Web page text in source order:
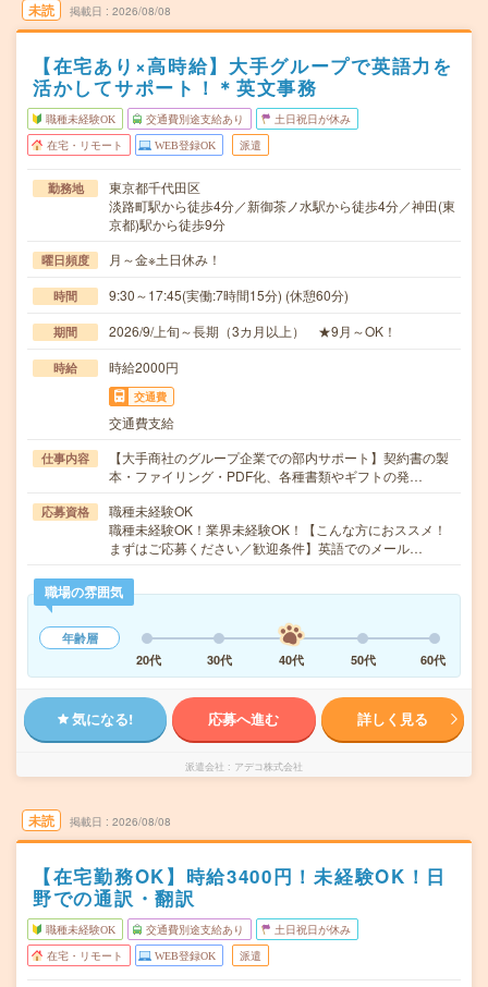
未読 掲載日 2026/08/08
【在宅あり×高時給】大手グループで英語力を
活かしてサポート！＊英文事務
職種未経験OK 交通費別途支給あり 土日祝日が休み
在宅・リモート WEB登録OK 派遣
勤務地
東京都千代田区
淡路町駅から徒歩4分／新御茶ノ水駅から徒歩4分／神田(東
京都)駅から徒歩9分
曜日頻度 月～金※土日休み！
時間 9:30～17:45(実働:7時間15分) (休憩60分)
期間 2026/9/上旬～長期（3カ月以上） ★9月～OK！
時給 時給2000円
交通費
交通費支給
仕事内容
【大手商社のグループ企業での部内サポート】契約書の製
本・ファイリング・PDF化、各種書類やギフトの発…
応募資格
職種未経験OK
職種未経験OK！業界未経験OK！【こんな方におススメ！
まずはご応募ください／歓迎条件】英語でのメール…
職場の雰囲気
年齢層
20代
30代 40代 50代 60代
気になる! 応募へ進む 詳しく見る
派遣会社 アデコ株式会社
未読 掲載日 2026/08/08
【在宅勤務OK】時給3400円！未経験OK！日
野での通訳・翻訳
職種未経験OK 交通費別途支給あり 土日祝日が休み
在宅・リモート WEB登録OK 派遣